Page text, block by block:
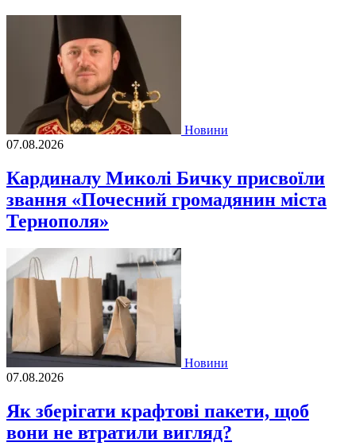
Новини
07.08.2026
Кардиналу Миколі Бичку присвоїли
звання «Почесний громадянин міста
Тернополя»
Новини
07.08.2026
Як зберігати крафтові пакети, щоб
вони не втратили вигляд?